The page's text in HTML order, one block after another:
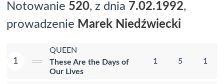
Notowanie 520, z dnia 7.02.1992,
prowadzenie Marek Niedźwiecki
1
QUEEN
These Are the Days of
Our Lives
1 5 1